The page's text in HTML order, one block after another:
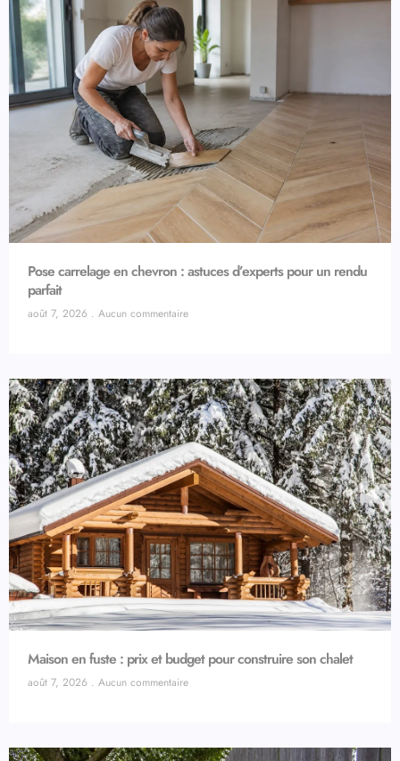
Pose carrelage en chevron : astuces d’experts pour un rendu
parfait
août 7, 2026 Aucun commentaire
Maison en fuste : prix et budget pour construire son chalet
août 7, 2026 Aucun commentaire